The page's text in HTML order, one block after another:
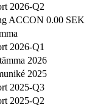
2026-Q2
ACCON 0.00 SEK
2026-Q1
2026
2025
2025-Q3
2025-Q2